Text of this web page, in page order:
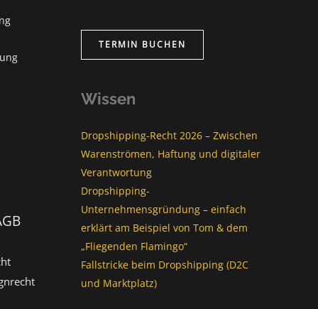
TERMIN BUCHEN
Wissen
Dropshipping-Recht 2026 – Zwischen
Warenströmen, Haftung und digitaler
Verantwortung
Dropshipping-
Unternehmensgründung – einfach
erklärt am Beispiel von Tom & dem
„Fliegenden Flamingo“
Fallstricke beim Dropshipping (D2C
und Marktplatz)